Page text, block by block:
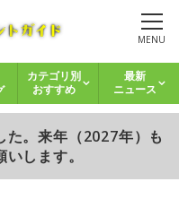
MENU
カテゴリ別
おすすめ
最新
ニュース
。来年（2027年）も
します。